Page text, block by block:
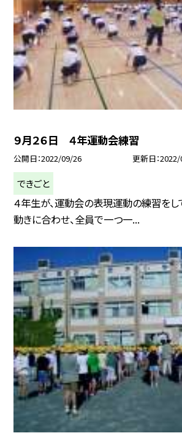
９月２６日 ４年運動会練習
公開日 2022/09/26 更新日
できごと
４年生が、運動会の表現運動の練習をし
動きに合わせ、全員で一つ一...